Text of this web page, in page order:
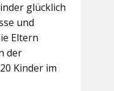
glücklich
und
Eltern
der
Kinder im